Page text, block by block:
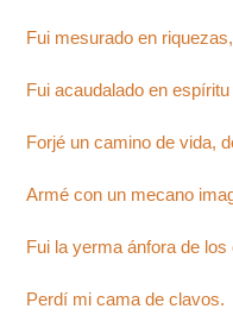
Fui mesurado en
Fui acaudalado en
Forjé un camino de vida,
Armé con un mecano
Fui la yerma ánfora de
Perdí mi cama de clavos.